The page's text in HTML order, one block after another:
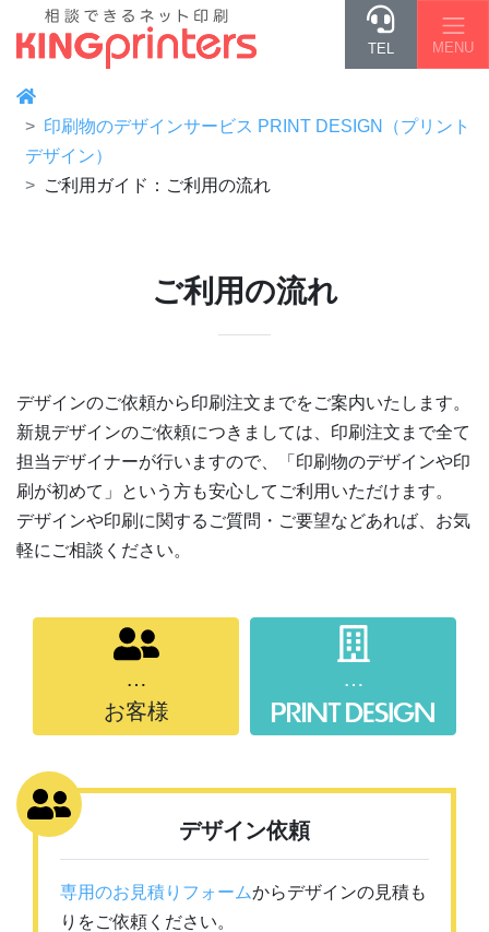
TEL MENU
印刷物のデザインサービス PRINT DESIGN（プリント
デザイン）
ご利用ガイド：ご利用の流れ
ご利用の流れ
デザインのご依頼から印刷注文までをご案内いたします。
新規デザインのご依頼につきましては、印刷注文まで全て
担当デザイナーが行いますので、「印刷物のデザインや印
刷が初めて」という方も安心してご利用いただけます。
デザインや印刷に関するご質問・ご要望などあれば、お気
軽にご相談ください。
…
お客様
…
デザイン依頼
専用のお見積りフォームからデザインの見積も
りをご依頼ください。